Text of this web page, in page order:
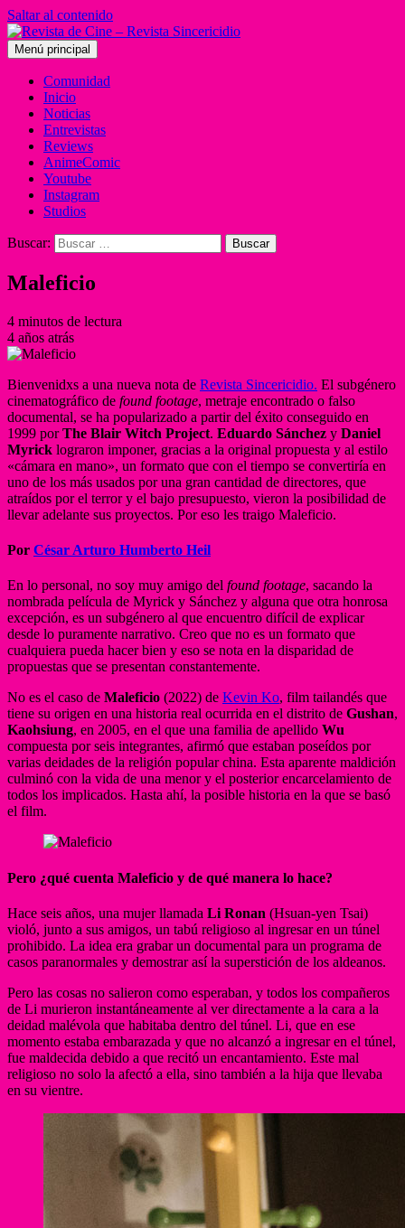
Saltar al contenido
Menú principal
Comunidad
Inicio
Noticias
Entrevistas
Reviews
AnimeComic
Youtube
Instagram
Studios
Buscar:
Maleficio
4 minutos de lectura
4 años atrás
Bienvenidxs a una nueva nota de Revista Sincericidio. El subgénero
cinematográfico de found footage, metraje encontrado o falso
documental, se ha popularizado a partir del éxito conseguido en
1999 porThe Blair Witch Project. Eduardo Sánchez y Daniel
Myrick lograron imponer, gracias a la original propuesta y al estilo
«cámara en mano», un formato que con el tiempo se convertiría en
uno de los más usados por una gran cantidad de directores, que
atraídos por el terror y el bajo presupuesto, vieron la posibilidad de
llevar adelante sus proyectos. Por eso les traigo Maleficio.
Por César Arturo Humberto Heil
En lo personal, no soy muy amigo del found footage, sacando la
nombrada película de Myrick y Sánchez y alguna que otra honrosa
excepción, es un subgénero al que encuentro difícil de explicar
desde lo puramente narrativo. Creo que no es un formato que
cualquiera pueda hacer bien y eso se nota en la disparidad de
propuestas que se presentan constantemente.
No es el caso de Maleficio (2022) de Kevin Ko, film tailandés que
tiene su origen en una historia real ocurrida en el distrito de Gushan,
Kaohsiung, en 2005, en el que una familia de apellido Wu
compuesta por seis integrantes, afirmó que estaban poseídos por
varias deidades de la religión popular china. Esta aparente maldición
culminó con la vida de una menor y el posterior encarcelamiento de
todos los implicados. Hasta ahí, la posible historia en la que se basó
el film.
Pero ¿qué cuenta Maleficio y de qué manera lo hace?
Hace seis años, una mujer llamada Li Ronan (Hsuan-yen Tsai)
violó, junto a sus amigos, un tabú religioso al ingresar en un túnel
prohibido. La idea era grabar un documental para un programa de
casos paranormales y demostrar así la superstición de los aldeanos.
Pero las cosas no salieron como esperaban, y todos los compañeros
de Li murieron instantáneamente al ver directamente a la cara a la
deidad malévola que habitaba dentro del túnel. Li, que en ese
momento estaba embarazada y que no alcanzó a ingresar en el túnel,
fue maldecida debido a que recitó un encantamiento. Este mal
religioso no solo la afectó a ella, sino también a la hija que llevaba
en su vientre.